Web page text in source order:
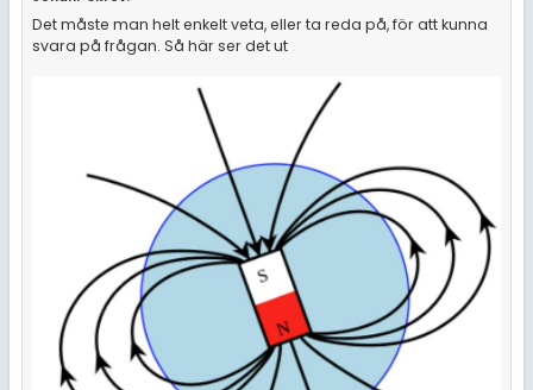
Det måste man helt enkelt veta, eller ta reda på, för att kunna
svara på frågan. Så här ser det ut